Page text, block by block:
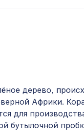
дерево,
Африки.
для
бутылочной